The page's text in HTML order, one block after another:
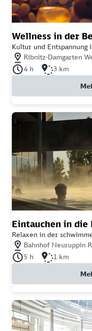
Wellness in der
Kultur und Entspannung
Nächstgelegener
Ribnitz-Damgarten
Dauer der Tour: 4 Stunden
4 h Länge der
3 km
Eintauchen in die
Relaxen in der
Nächstgelegener
Bahnhof Neuruppin
Dauer der Tour: 5 Stunden
5 h Länge der
1 km